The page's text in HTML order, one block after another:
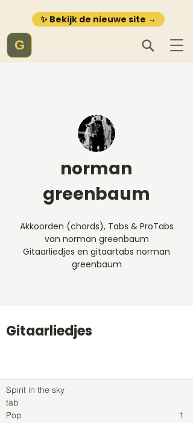
✨ Bekijk de nieuwe site →
G
norman
greenbaum
Akkoorden (chords), Tabs & ProTabs
van norman greenbaum
Gitaarliedjes en gitaartabs norman
greenbaum
Gitaarliedjes
Spirit in the sky
tab
Pop
1